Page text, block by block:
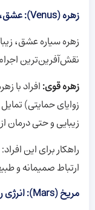
زهره (Venus): عشق، هنر و درمان عواطف
زهره سیاره عشق،
نقش‌آفرین‌ترین
زهره قوی:افراد با
زوایای حمایتی)
زیبایی و حتی درمان
راهکار برای این
ارتباط صمیمانه و
مریخ (Mars): انرژی روانی و غلبه بر اضطراب